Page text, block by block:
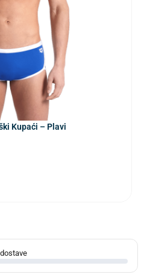
Kupaći – Plavi